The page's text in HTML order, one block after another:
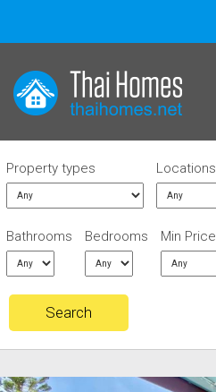
Property types Locations
Bathrooms Bedrooms Min Price